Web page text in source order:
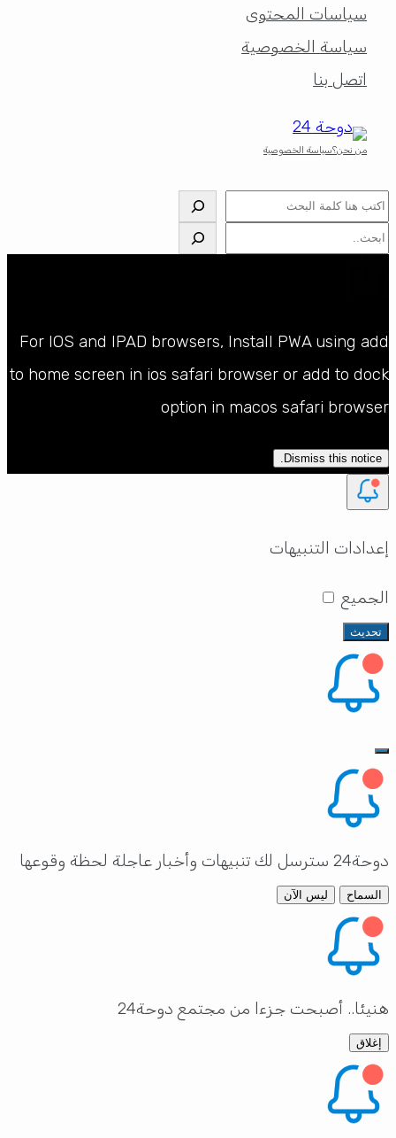
سياسات المحتوى
سياسة الخصوصية
اتصل بنا
من نحن؟سياسة الخصوصية
البحث
البحث
For IOS and IPAD browsers, Install PWA using add
to home screen in ios safari browser or add to dock
option in macos safari browser
Dismiss this notice.
إعدادات التنبيهات
الجميع
تحديث
دوحة24 سترسل لك تنبيهات وأخبار عاجلة لحظة وقوعها
السماح ليس الآن
هنيئا.. أصبحت جزءا من مجتمع دوحة24
إغلاق